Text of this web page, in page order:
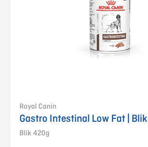
Royal Canin
Gastro Intestinal Low Fat |
Blik 420g